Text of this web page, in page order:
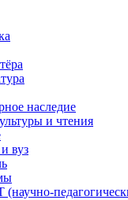
наследие
и чтения
вуз